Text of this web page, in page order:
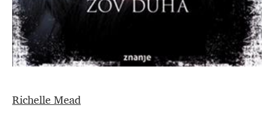
Richelle Mead